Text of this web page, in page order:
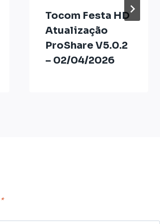
Tocom Festa HD
Atualização
ProShare V5.0.2
– 02/04/2026
*